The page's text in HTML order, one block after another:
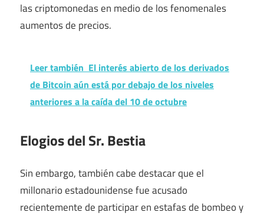
las criptomonedas en medio de los fenomenales
aumentos de precios.
Leer también El interés abierto de los derivados
de Bitcoin aún está por debajo de los niveles
anteriores a la caída del 10 de octubre
Elogios del Sr. Bestia
Sin embargo, también cabe destacar que el
millonario estadounidense fue acusado
recientemente de participar en estafas de bombeo y